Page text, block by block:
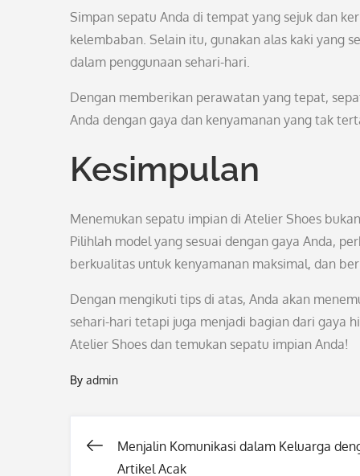
Simpan sepatu Anda di tempat yang sejuk dan
kelembaban. Selain itu, gunakan alas kaki yang
dalam penggunaan sehari-hari.
Dengan memberikan perawatan yang tepat,
Anda dengan gaya dan kenyamanan yang tak
Kesimpulan
Menemukan sepatu impian di Atelier Shoes
Pilihlah model yang sesuai dengan gaya Anda,
berkualitas untuk kenyamanan maksimal, dan
Dengan mengikuti tips di atas, Anda akan
sehari-hari tetapi juga menjadi bagian dari gaya
Atelier Shoes dan temukan sepatu impian Anda!
By admin
Post
Menjalin Komunikasi dalam Keluarga
Artikel Acak